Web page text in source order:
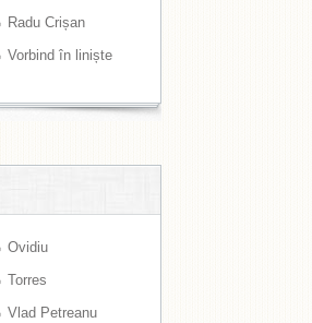
Radu Crișan
Vorbind în liniște
Ovidiu
Torres
Vlad Petreanu